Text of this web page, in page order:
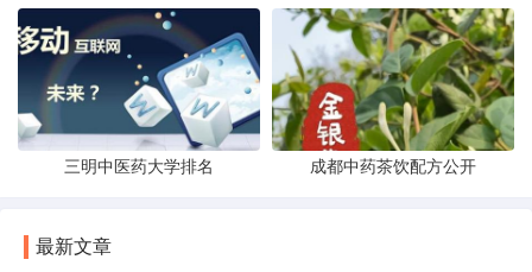
三明中医药大学排名 成都中药茶饮配方公开
最新文章